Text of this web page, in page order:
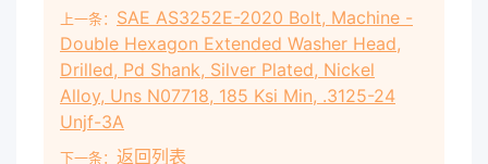
上一条： SAE AS3252E-2020 Bolt, Machine -
Double Hexagon Extended Washer Head,
Drilled, Pd Shank, Silver Plated, Nickel
Alloy, Uns N07718, 185 Ksi Min, .3125-24
Unjf-3A
下一条： 返回列表